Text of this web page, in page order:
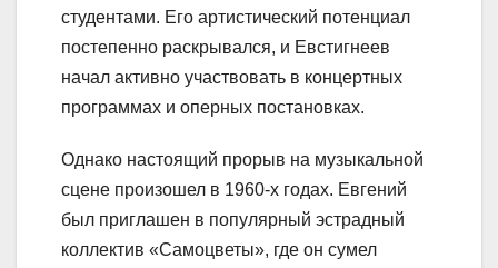
студентами. Его артистический потенциал
постепенно раскрывался, и Евстигнеев
начал активно участвовать в концертных
программах и оперных постановках.
Однако настоящий прорыв на музыкальной
сцене произошел в 1960-х годах. Евгений
был приглашен в популярный эстрадный
коллектив «Самоцветы», где он сумел